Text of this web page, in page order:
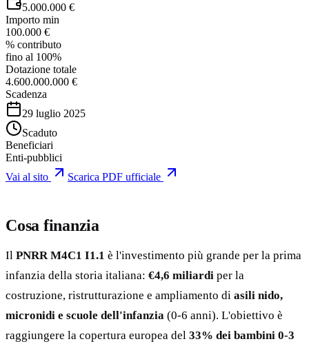
5.000.000 €
Importo min
100.000 €
% contributo
fino al 100%
Dotazione totale
4.600.000.000 €
Scadenza
29 luglio 2025
Scaduto
Beneficiari
Enti-pubblici
Vai al sito
Scarica PDF ufficiale
Cosa finanzia
Il PNRR M4C1 I1.1 è l'investimento più grande per la prima
infanzia della storia italiana: €4,6 miliardi per la
costruzione, ristrutturazione e ampliamento di asili nido,
micronidi e scuole dell'infanzia (0-6 anni). L'obiettivo è
raggiungere la copertura europea del 33% dei bambini 0-3